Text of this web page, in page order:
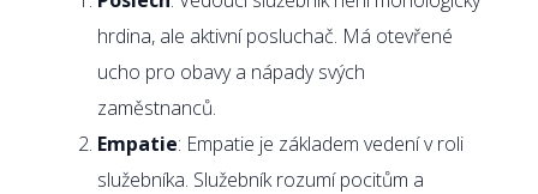
hrdina, ale aktivní posluchač. Má otevřené
ucho pro obavy a nápady svých
zaměstnanců.
Empatie: Empatie je základem vedení v roli
služebníka. Služebník rozumí pocitům a